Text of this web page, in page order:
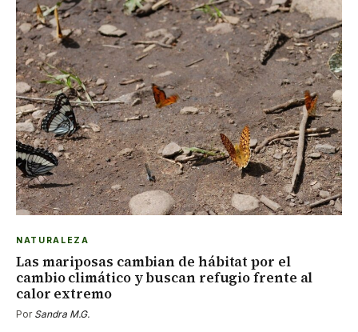
NATURALEZA
Las mariposas cambian de hábitat por el
cambio climático y buscan refugio frente al
calor extremo
Por Sandra M.G.